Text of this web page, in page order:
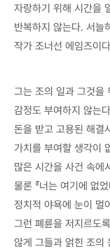
자랑하기 위해 시간을
반복하지 않는다. 서늘
작가 조너선 에임즈이
그는 조의 일과 그것을
감정도 부여하지 않는
돈을 받고 고용된 해결
가치를 부여할 생각이
많은 시간을 사건 속에
물론 『너는 여기에 없
정치적 야욕에 눈이 멀
그런 폐륜을 저지르도
않게 그들과 얽힌 조의